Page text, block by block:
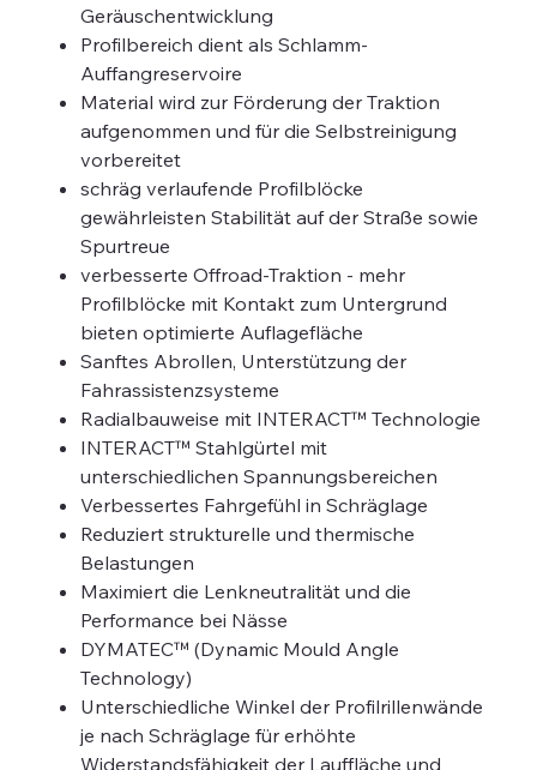
Geräuschentwicklung
Profilbereich dient als Schlamm-
Auffangreservoire
Material wird zur Förderung der Traktion
aufgenommen und für die Selbstreinigung
vorbereitet
schräg verlaufende Profilblöcke
gewährleisten Stabilität auf der Straße sowie
Spurtreue
verbesserte Offroad-Traktion - mehr
Profilblöcke mit Kontakt zum Untergrund
bieten optimierte Auflagefläche
Sanftes Abrollen, Unterstützung der
Fahrassistenzsysteme
Radialbauweise mit INTERACT™ Technologie
INTERACT™ Stahlgürtel mit
unterschiedlichen Spannungsbereichen
Verbessertes Fahrgefühl in Schräglage
Reduziert strukturelle und thermische
Belastungen
Maximiert die Lenkneutralität und die
Performance bei Nässe
DYMATEC™ (Dynamic Mould Angle
Technology)
Unterschiedliche Winkel der Profilrillenwände
je nach Schräglage für erhöhte
Widerstandsfähigkeit der Lauffläche und